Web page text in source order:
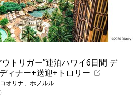
ウトリガー”連泊ハワイ6日間 デ
ィナー+送迎+トロリー
オリナ、ホノルル